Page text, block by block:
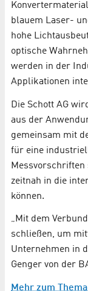
blauem Laser-
hohe
optische
werden in der
Applikationen
Die Schott AG
aus der
gemeinsam mit
für eine
zeitnah in die
können.
„Mit dem
schließen, um
Unternehmen in
Genger von der
Mehr zum